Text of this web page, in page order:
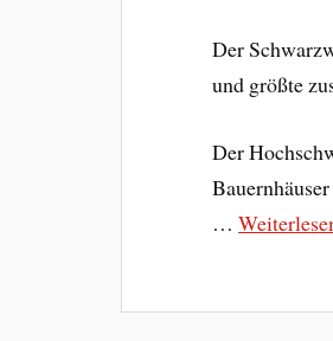
Der
und größte
Der
…